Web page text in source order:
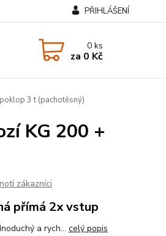
PŘIHLÁŠENÍ
0ks
za 0 Kč
3 t (pachotěsný)
KG 200 +
zákazníci
přímá 2x vstup
a rych... celý popis